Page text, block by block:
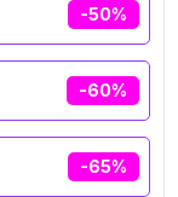
-50%
-60%
-65%